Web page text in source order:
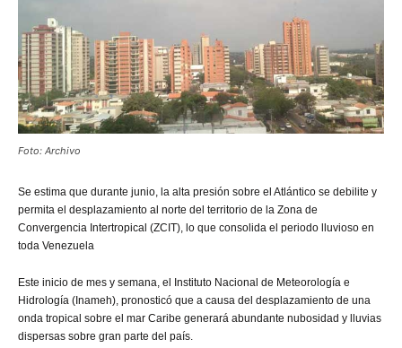
Foto: Archivo
Se estima que durante junio, la alta presión sobre el Atlántico se debilite y
permita el desplazamiento al norte del territorio de la Zona de
Convergencia Intertropical (ZCIT), lo que consolida el periodo lluvioso en
toda Venezuela
Este inicio de mes y semana, el
Instituto Nacional de Meteorología e
Hidrología (Inameh), pronosticó que a causa del desplazamiento de una
onda tropical sobre el mar Caribe generará abundante nubosidad y lluvias
dispersas sobre gran parte del país.